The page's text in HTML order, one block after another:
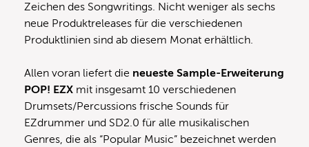
Zeichen des Songwritings. Nicht weniger als sechs
neue Produktreleases für die verschiedenen
Produktlinien sind ab diesem Monat erhältlich.
Allen voran liefert die neueste Sample-Erweiterung
POP! EZX mit insgesamt 10 verschiedenen
Drumsets/Percussions frische Sounds für
EZdrummer und SD2.0 für alle musikalischen
Genres, die als “Popular Music” bezeichnet werden